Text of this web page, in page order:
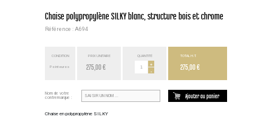
Chaise polypropylène SILKY blanc, structure bois et chrome
Référence : A694
CONDITION
Point euros
PRIX UNITAIRE
275,00 €
QUANTITÉ
+
-
TOTAL H.T.
275,00 €
Nom de votre
contremarque :
Ajouter au panier
Chaise en polypropylène SILKY